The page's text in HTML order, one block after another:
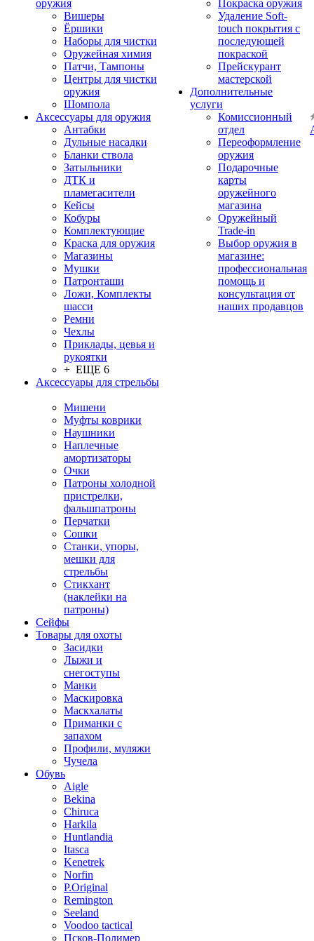
оружия
Вишеры
Ёршики
Наборы для чистки
Оружейная химия
Патчи, Тампоны
Центры для чистки
оружия
Шомпола
Аксессуары для оружия
Антабки
Дульные насадки
Бланки ствола
Затыльники
ДТК и
пламегасители
Кейсы
Кобуры
Комплектующие
Краска для оружия
Магазины
Мушки
Патронташи
Ложи, Комплекты
шасси
Ремни
Чехлы
Приклады, цевья и
рукоятки
+ ЕЩЕ 6
Аксессуары для стрельбы
Мишени
Муфты коврики
Наушники
Наплечные
амортизаторы
Очки
Патроны холодной
пристрелки,
фальшпатроны
Перчатки
Сошки
Станки, упоры,
мешки для
стрельбы
Стикхант
(наклейки на
патроны)
Сейфы
Товары для охоты
Засидки
Лыжи и
снегоступы
Манки
Маскировка
Маскхалаты
Приманки с
запахом
Профили, муляжи
Чучела
Обувь
Aigle
Bekina
Chiruсa
Harkila
Huntlandia
Itasca
Kenetrek
Norfin
P.Original
Remington
Seeland
Voodoo tactical
Псков-Полимер
Покраска оружия
Удаление Soft-
touch покрытия с
последующей
покраской
Прейскурант
мастерской
Дополнительные
услуги
Комиссионный
отдел
Переоформление
оружия
Подарочные
карты
оружейного
магазина
Оружейный
Trade-in
Выбор оружия в
магазине:
профессиональная
помощь и
консультация от
наших продавцов